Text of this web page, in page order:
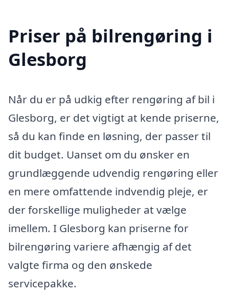
Priser på bilrengøring i
Glesborg
Når du er på udkig efter rengøring af bil i
Glesborg, er det vigtigt at kende priserne,
så du kan finde en løsning, der passer til
dit budget. Uanset om du ønsker en
grundlæggende udvendig rengøring eller
en mere omfattende indvendig pleje, er
der forskellige muligheder at vælge
imellem. I Glesborg kan priserne for
bilrengøring variere afhængig af det
valgte firma og den ønskede
servicepakke.